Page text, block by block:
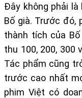
Đây không phải
Bố già. Trước đó,
thành tích của
thu 100, 200, 300
Tác phẩm cũng
trước cao nhất
phim Việt có